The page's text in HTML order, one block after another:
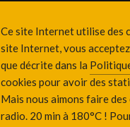
Ce site Internet utilise des
site Internet, vous
que décrite dans la
cookies pour avoir des
Mais nous aimons faire
radio. 20 min à 180°C !